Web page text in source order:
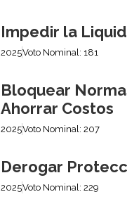
Impedir la
2025Voto Nominal: 181
Bloquear
Ahorrar Costos
2025Voto Nominal: 207
Derogar
2025Voto Nominal: 229